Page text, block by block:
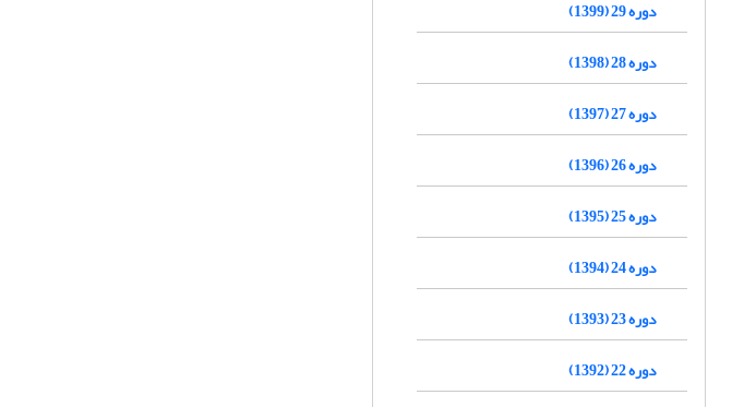
دوره 29 (1399)
دوره 28 (1398)
دوره 27 (1397)
دوره 26 (1396)
دوره 25 (1395)
دوره 24 (1394)
دوره 23 (1393)
دوره 22 (1392)